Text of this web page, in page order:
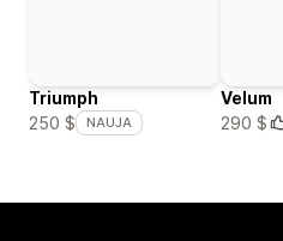
Triumph
250 $
NAUJA
Velum
290 $